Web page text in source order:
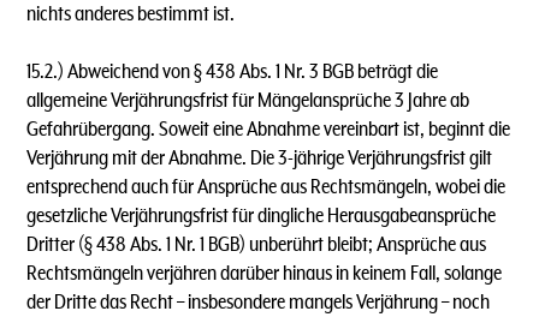
nichts anderes bestimmt ist.
15.2.) Abweichend von § 438 Abs. 1 Nr. 3 BGB beträgt die
allgemeine Verjährungsfrist für Mängelansprüche 3 Jahre ab
Gefahrübergang. Soweit eine Abnahme vereinbart ist, beginnt die
Verjährung mit der Abnahme. Die 3-jährige Verjährungsfrist gilt
entsprechend auch für Ansprüche aus Rechtsmängeln, wobei die
gesetzliche Verjährungsfrist für dingliche Herausgabeansprüche
Dritter (§ 438 Abs. 1 Nr. 1 BGB) unberührt bleibt; Ansprüche aus
Rechtsmängeln verjähren darüber hinaus in keinem Fall, solange
der Dritte das Recht – insbesondere mangels Verjährung – noch